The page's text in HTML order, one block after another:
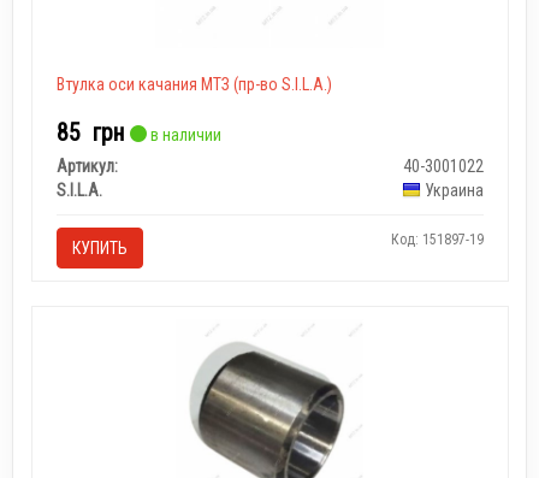
Втулка оси качания МТЗ (пр-во S.I.L.A.)
85 грн
в наличии
Артикул:
40-3001022
S.I.L.A.
Украина
КУПИТЬ Код: 151897-19